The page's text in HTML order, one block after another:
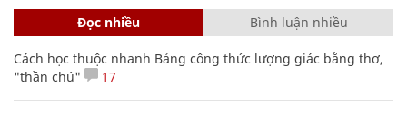
Đọc nhiều Bình luận nhiều
Cách học thuộc nhanh Bảng công thức lượng giác bằng thơ,
"thần chú"
17